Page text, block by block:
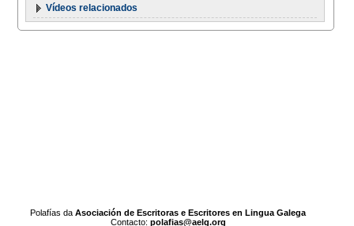
Vídeos relacionados
Polafías daAsociación de Escritoras e Escritores en Lingua Galega
Contacto: polafias@aelg.org